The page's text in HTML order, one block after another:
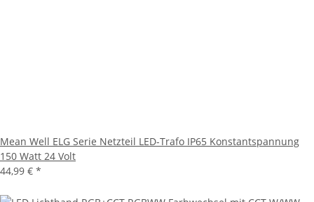
Mean Well ELG Serie Netzteil LED-Trafo IP65 Konstantspannung
150 Watt 24 Volt
44,99 € *